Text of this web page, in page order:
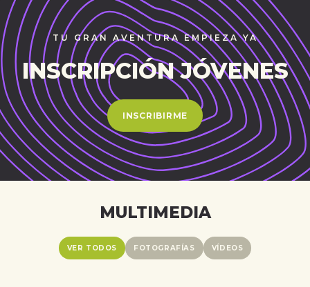
TU GRAN AVENTURA EMPIEZA YA
INSCRIPCIÓN JÓVENES
INSCRIBIRME
MULTIMEDIA
VER TODOS FOTOGRAFÍAS VÍDEOS